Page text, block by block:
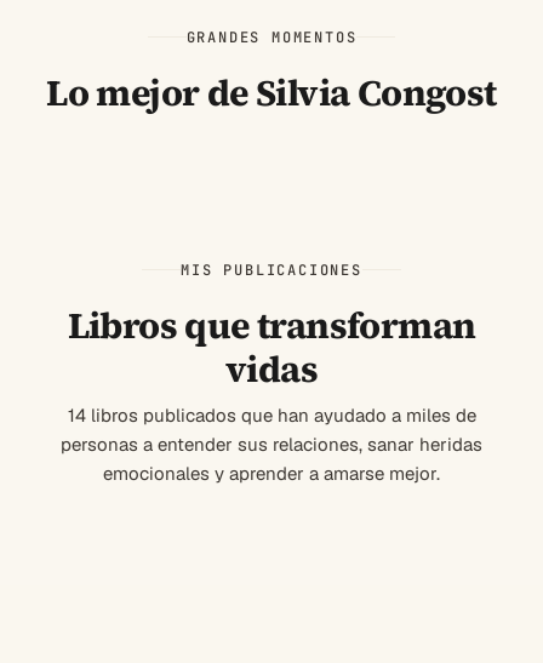
GRANDES MOMENTOS
Lo mejor de Silvia Congost
MIS PUBLICACIONES
Libros que transforman
vidas
14 libros publicados que han ayudado a miles de
personas a entender sus relaciones, sanar heridas
emocionales y aprender a amarse mejor.